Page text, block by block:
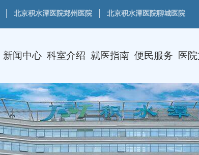
北京积水潭医院郑州医院 北京积水潭医院聊城医院
新闻中心 科室介绍 就医指南 便民服务 医